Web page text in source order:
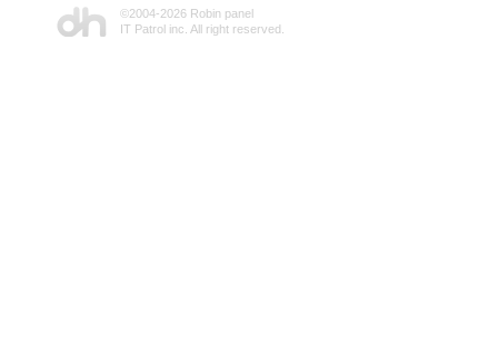
©2004-2026 Robin panel
IT Patrol inc. All right reserved.